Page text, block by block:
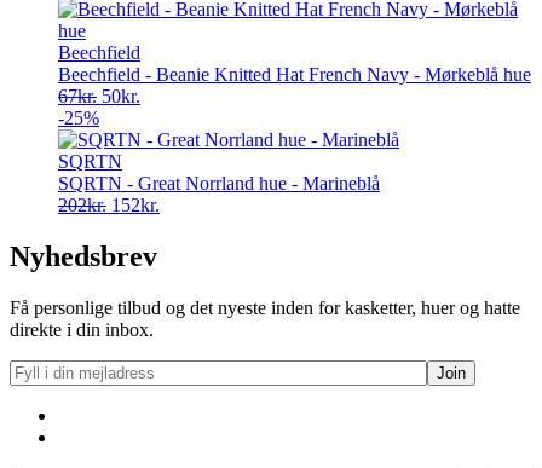
Beechfield
Beechfield - Beanie Knitted Hat French Navy - Mørkeblå hue
67kr. Original
was:
67kr..
50kr.
is:
-25%
SQRTN
SQRTN - Great Norrland hue - Marineblå
202kr. Original
was:
202kr..
152kr.
Nyhedsbrev
Få personlige tilbud og det nyeste inden for kasketter, huer og hatte
direkte i din inbox.